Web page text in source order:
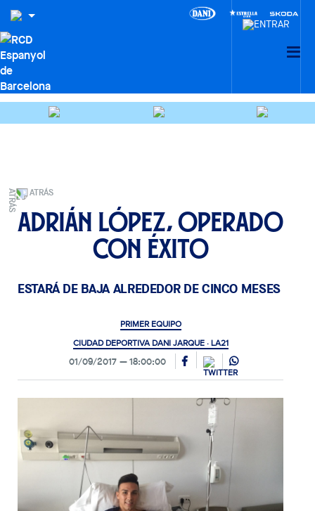
ATRÁS
Adrián López, operado
con éxito
ESTARÁ DE BAJA ALREDEDOR DE CINCO MESES
PRIMER EQUIPO
CIUDAD DEPORTIVA DANI JARQUE · LA21
01/09/2017 18:00:00